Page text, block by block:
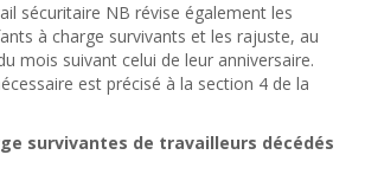
sécuritaire NB révise également les
à charge survivants et les rajuste, au
mois suivant celui de leur anniversaire.
est précisé à la section 4 de la
survivantes de travailleurs décédés